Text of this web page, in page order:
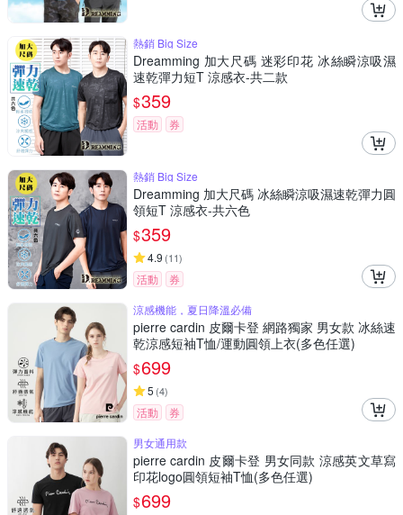
熱銷 Big Size
Dreamming 加大尺碼 迷彩印花 冰絲瞬涼吸濕
速乾彈力短T 涼感衣-共二款
$359
活動 券
熱銷 Big Size
Dreamming 加大尺碼 冰絲瞬涼吸濕速乾彈力圓
領短T 涼感衣-共六色
$359
4.9 (11)
活動
券
涼感機能，夏日降溫必備
pierre cardin 皮爾卡登 網路獨家 男女款 冰絲速
乾涼感短袖T恤/運動圓領上衣(多色任選)
$699
5 (4)
活動
券
男女通用款
pierre cardin 皮爾卡登 男女同款 涼感英文草寫
印花logo圓領短袖T恤(多色任選)
$699